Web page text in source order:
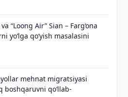
“Loong Air” Sian – Farg‘ona
yo‘lga qo‘yish masalasini
mehnat migratsiyasi
boshqaruvni qo‘llab-